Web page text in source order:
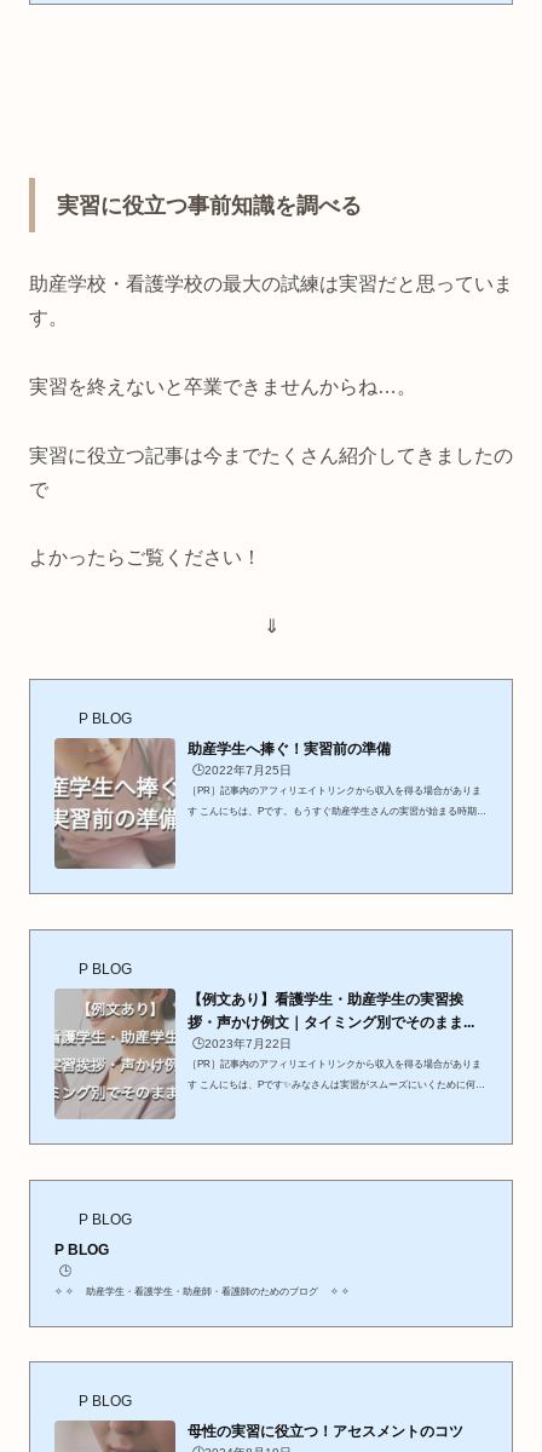
れ…と思ってしまうくらい各領域、科目ごとに課題が出ます。期限も
実習に役立つ事前知識を調べる
助産学校・看護学校の最大の試練は実習だと思っていま
す。
実習を終えないと卒業できませんからね…。
実習に役立つ記事は今までたくさん紹介してきましたの
で
よかったらご覧ください！
⇓
P BLOG
助産学生へ捧ぐ！実習前の準備
🕒️2022年7月25日
［PR］記事内のアフィリエイトリンクから収入を得る場合がありま
す こんにちは、Pです。もうすぐ助産学生さんの実習が始まる時期で
ついて、いくつかおすすめをお伝えしていきたいと思います。 ＼ 本
P BLOG
【例文あり】看護学生・助産学生の実習挨
拶・声かけ例文｜タイミング別でそのまま...
🕒️2023年7月22日
［PR］記事内のアフィリエイトリンクから収入を得る場合がありま
す こんにちは、Pです✨みなさんは実習がスムーズにいくために何が
最初の挨拶で決まると言っても過言ではありません。今回はその例文
P BLOG
P BLOG
🕒️
✧ ✧ 助産学生・看護学生・助産師・看護師のためのブログ ✧ ✧
P BLOG
母性の実習に役立つ！アセスメントのコツ